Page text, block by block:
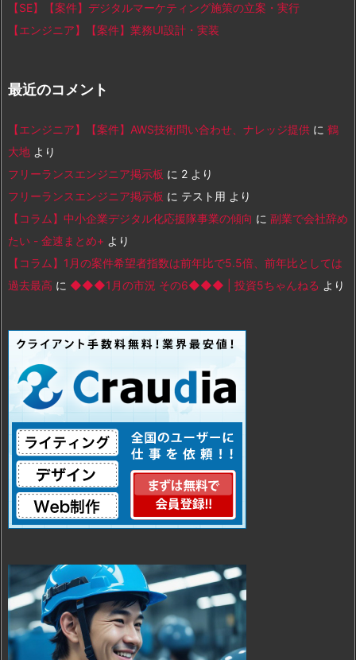
【SE】【案件】デジタルマーケティング施策の立案・実行
【エンジニア】【案件】業務UI設計・実装
最近のコメント
【エンジニア】【案件】AWS技術問い合わせ、ナレッジ提供 に 鶴
大地 より
フリーランスエンジニア掲示板 に 2 より
フリーランスエンジニア掲示板 に テスト用 より
【コラム】中小企業デジタル化応援隊事業の傾向 に 副業で会社辞め
たい - 金速まとめ+ より
【コラム】1月の案件希望者指数は前年比で5.5倍、前年比としては
過去最高 に ◆◆◆1月の市況 その6◆◆◆ | 投資5ちゃんねる より